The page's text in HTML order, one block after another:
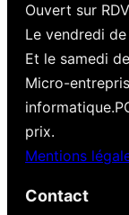
Ouvert sur
Le vendredi
Et le samedi
Micro-
prix.
Mentions
Contact